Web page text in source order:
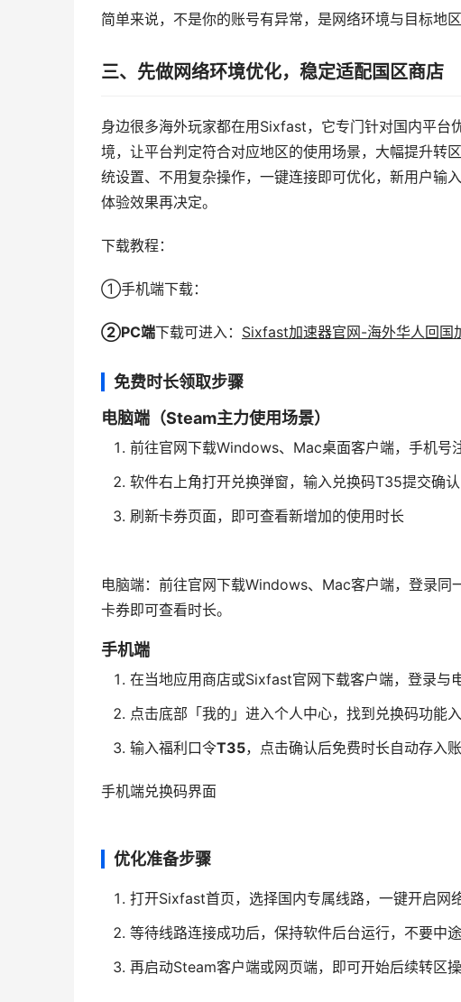
简单来说，不是你的账号有异常，是网络环境与目标地
三、先做网络环境优化，稳定适配国区商店
身边很多海外玩家都在用Sixfast，它专门针对国内平
境，让平台判定符合对应地区的使用场景，大幅提升转
统设置、不用复杂操作，一键连接即可优化，新用户输
体验效果再决定。
下载教程：
①手机端下载：
②PC端下载可进入： Sixfast加速器官网-海外华人回国
免费时长领取步骤
电脑端（Steam主力使用场景）
前往官网下载Windows、Mac桌面客户端，手机号
软件右上角打开兑换弹窗，输入兑换码T35提交确认
刷新卡券页面，即可查看新增加的使用时长
电脑端：前往官网下载Windows、Mac客户端，登录
卡券即可查看时长。
手机端
在当地应用商店或Sixfast官网下载客户端，登录与
点击底部「我的」进入个人中心，找到兑换码功能
输入福利口令T35，点击确认后免费时长自动存入
手机端兑换码界面
优化准备步骤
打开Sixfast首页，选择国内专属线路，一键开启网
等待线路连接成功后，保持软件后台运行，不要中
再启动Steam客户端或网页端，即可开始后续转区